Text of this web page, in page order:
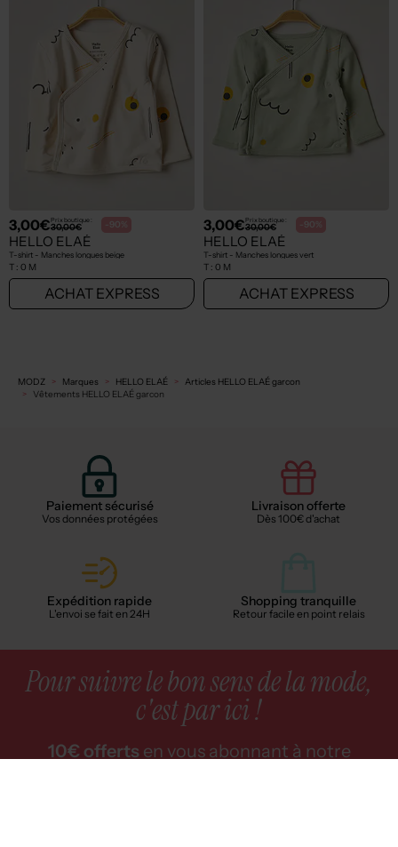
3,00€Prix boutique :
30,00€ -90%
HELLO ELAÉ
T-shirt - Manches longues beige
T : 0 M
ACHAT EXPRESS
3,00€Prix boutique :
30,00€ -90%
HELLO ELAÉ
T-shirt - Manches longues vert
T : 0 M
ACHAT EXPRESS
MODZ Marques HELLO ELAÉ
Articles HELLO ELAÉ garcon
Vêtements HELLO ELAÉ garcon
Paiement sécurisé
Vos données protégées
Livraison offerte
Dès 100€ d'achat
Expédition rapide
L'envoi se fait en 24H
Shopping tranquille
Retour facile en point relais
Pour suivre le bon sens de la mode,
c'est par ici !
10€ offerts en vous abonnant à notre